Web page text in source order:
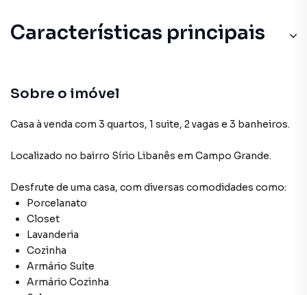
Características principais
Sobre o imóvel
Casa à venda com 3 quartos, 1 suite, 2 vagas e 3 banheiros.
Localizado no bairro Sírio Libanês em Campo Grande.
Desfrute de uma casa, com diversas comodidades como:
Porcelanato
Closet
Lavanderia
Cozinha
Armário Suíte
Armário Cozinha